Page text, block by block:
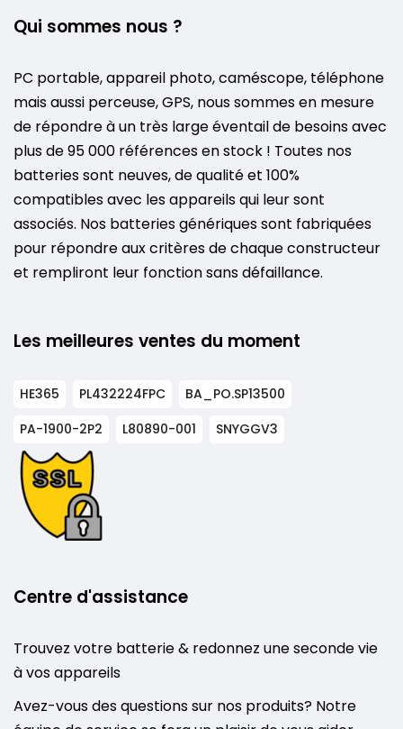
Qui sommes nous ?
PC portable, appareil photo, caméscope, téléphone
mais aussi perceuse, GPS, nous sommes en mesure
de répondre à un très large éventail de besoins avec
plus de 95 000 références en stock ! Toutes nos
batteries sont neuves, de qualité et 100%
compatibles avec les appareils qui leur sont
associés. Nos batteries génériques sont fabriquées
pour répondre aux critères de chaque constructeur
et rempliront leur fonction sans défaillance.
Les meilleures ventes du moment
HE365 PL432224FPC
BA_PO.SP13500
PA-1900-2P2
L80890-001 SNYGGV3
Centre d'assistance
Trouvez votre batterie & redonnez une seconde vie
à vos appareils
Avez-vous des questions sur nos produits? Notre